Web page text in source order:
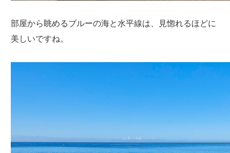
部屋から眺めるブルーの海と水平線は、見惚れるほどに
美しいですね。